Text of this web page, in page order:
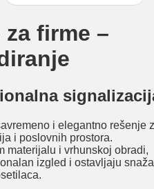
firme –
i elegantno rešenje
i poslovnih prostora.
materijalu i vrhunskoj obradi,
izgled i ostavljaju